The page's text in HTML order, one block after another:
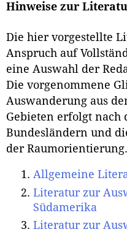
Hinweise zur
Die hier vorgestellte
Anspruch auf
eine Auswahl der
Die vorgenommene
Auswanderung aus
Gebieten erfolgt nach
Bundesländern und
der Raumorientierung.
Allgemeine
Literatur zur
Südamerika
Literatur zur